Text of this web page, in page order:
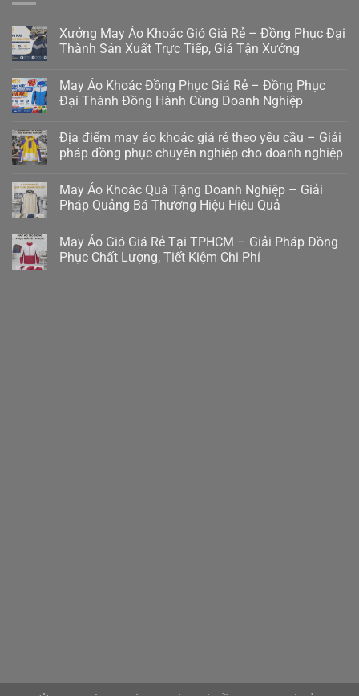
Xưởng May Áo Khoác Gió Giá Rẻ – Đồng Phục Đại
Thành Sản Xuất Trực Tiếp, Giá Tận Xưởng
May Áo Khoác Đồng Phục Giá Rẻ – Đồng Phục
Đại Thành Đồng Hành Cùng Doanh Nghiệp
Địa điểm may áo khoác giá rẻ theo yêu cầu – Giải
pháp đồng phục chuyên nghiệp cho doanh nghiệp
May Áo Khoác Quà Tặng Doanh Nghiệp – Giải
Pháp Quảng Bá Thương Hiệu Hiệu Quả
May Áo Gió Giá Rẻ Tại TPHCM – Giải Pháp Đồng
Phục Chất Lượng, Tiết Kiệm Chi Phí